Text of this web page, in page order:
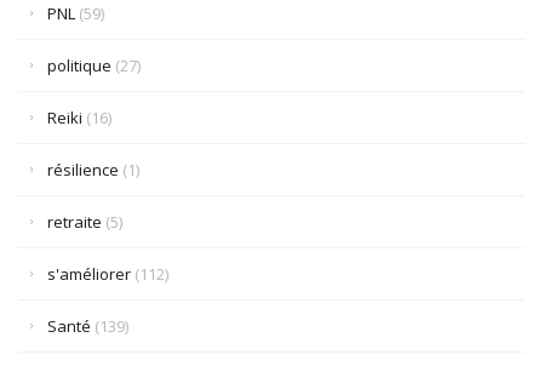
PNL (59)
politique (27)
Reiki (16)
résilience (1)
retraite (5)
s'améliorer (112)
Santé (139)